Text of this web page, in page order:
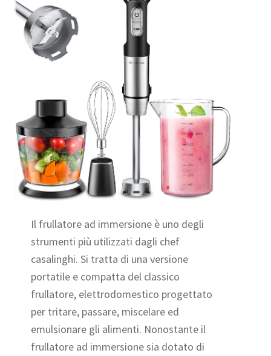
Il frullatore ad immersione è uno degli
strumenti più utilizzati dagli chef
casalinghi. Si tratta di una versione
portatile e compatta del classico
frullatore, elettrodomestico progettato
per tritare, passare, miscelare ed
emulsionare gli alimenti. Nonostante il
frullatore ad immersione sia dotato di